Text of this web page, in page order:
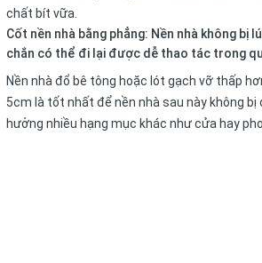
chất bít vữa.
Cốt nền nhà bằng phẳng: Nền nhà không bị
chắn có thể đi lại được dễ thao tác trong
Nền nhà đổ bê tông hoặc lót gạch vỡ thấp
5cm là tốt nhất để nền nhà sau này không bị
hưởng nhiều hạng mục khác như cửa hay